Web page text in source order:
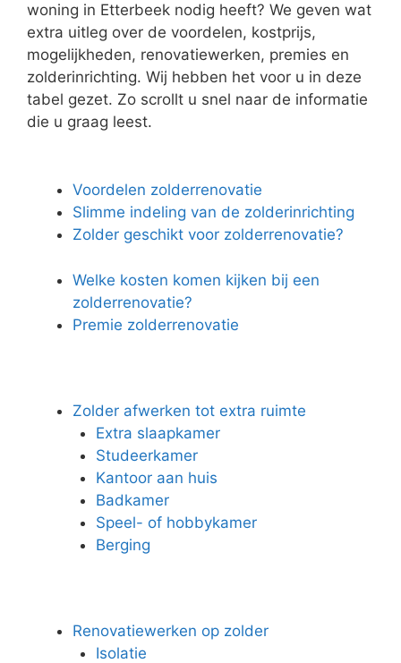
woning in Etterbeek nodig heeft? We geven wat
extra uitleg over de voordelen, kostprijs,
mogelijkheden, renovatiewerken, premies en
zolderinrichting. Wij hebben het voor u in deze
tabel gezet. Zo scrollt u snel naar de informatie
die u graag leest.
Voordelen zolderrenovatie
Slimme indeling van de zolderinrichting
Zolder geschikt voor zolderrenovatie?
Welke kosten komen kijken bij een
zolderrenovatie?
Premie zolderrenovatie
Zolder afwerken tot extra ruimte
Extra slaapkamer
Studeerkamer
Kantoor aan huis
Badkamer
Speel- of hobbykamer
Berging
Renovatiewerken op zolder
Isolatie